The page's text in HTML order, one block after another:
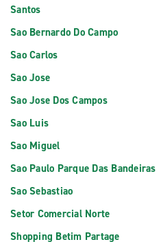
Santos
Sao Bernardo Do Campo
Sao Carlos
Sao Jose
Sao Jose Dos Campos
Sao Luis
Sao Miguel
Sao Paulo Parque Das Bandeiras
Sao Sebastiao
Setor Comercial Norte
Shopping Betim Partage